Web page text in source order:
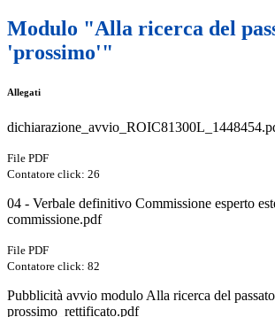
Modulo "Alla ricerca del
'prossimo'"
Allegati
File PDF
Contatore click: 26
04 - Verbale definitivo Commissione esperto
commissione.pdf
File PDF
Contatore click: 82
Pubblicità avvio modulo Alla ricerca del passato
prossimo_rettificato.pdf